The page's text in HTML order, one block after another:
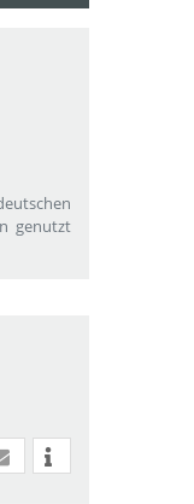
genutzt